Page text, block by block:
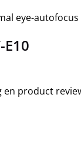
eye-
en product